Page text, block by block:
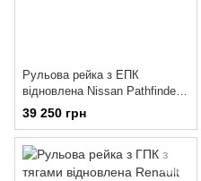
Рульова рейка з ЕПК
відновлена Nissan Pathfinder
R53 21-
39 250 грн